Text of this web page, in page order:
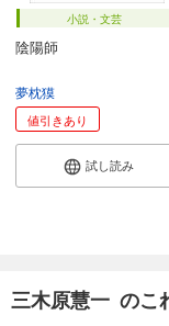
小説・文芸
陰陽師
夢枕獏
値引きあり
試し読み
三木原慧一 のこ